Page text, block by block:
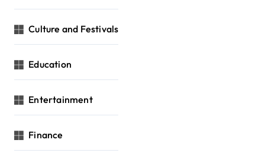
Culture and Festivals
Education
Entertainment
Finance